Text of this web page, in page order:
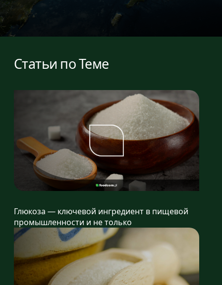
Статьи по Теме
Глюкоза — ключевой ингредиент в пищевой
промышленности и не только